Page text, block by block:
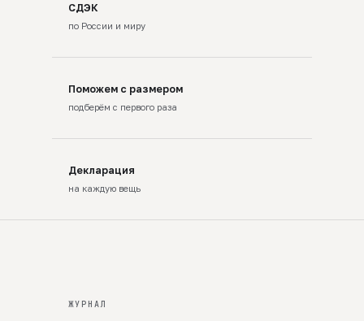
СДЭК
по России и миру
Поможем с размером
подберём с первого раза
Декларация
на каждую вещь
ЖУРНАЛ